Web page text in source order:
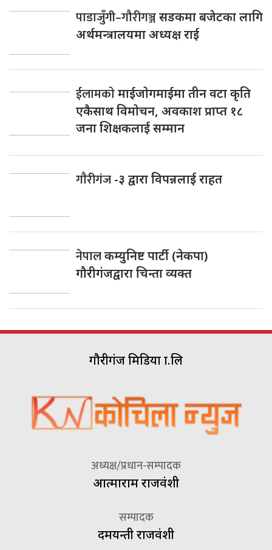
पाडाजुँगी–गौरीगञ्जसडकमा बजेटका लागि
अर्थमन्त्रालयमा अध्यक्ष राई
ईलामकाेमाईजाेगमाईमा तीन वटा कृति
एकैसाथ विमाेचन, अवकाश प्राप्त १८
जना शिक्षकलाई सम्मान
गाैरीगंज -३ द्वारा विपन्नलाई राहत
नेपालकम्युनिष्ट पार्टी (नेकपा)
गौरीगंजद्वारा चिन्ता व्यक्त
गौरीगंज मिडिया प्रा.लि
अध्यक्ष/प्रधान-सम्पादक
आत्माराम राजवंशी
सम्पादक
दमयन्ती राजवंशी